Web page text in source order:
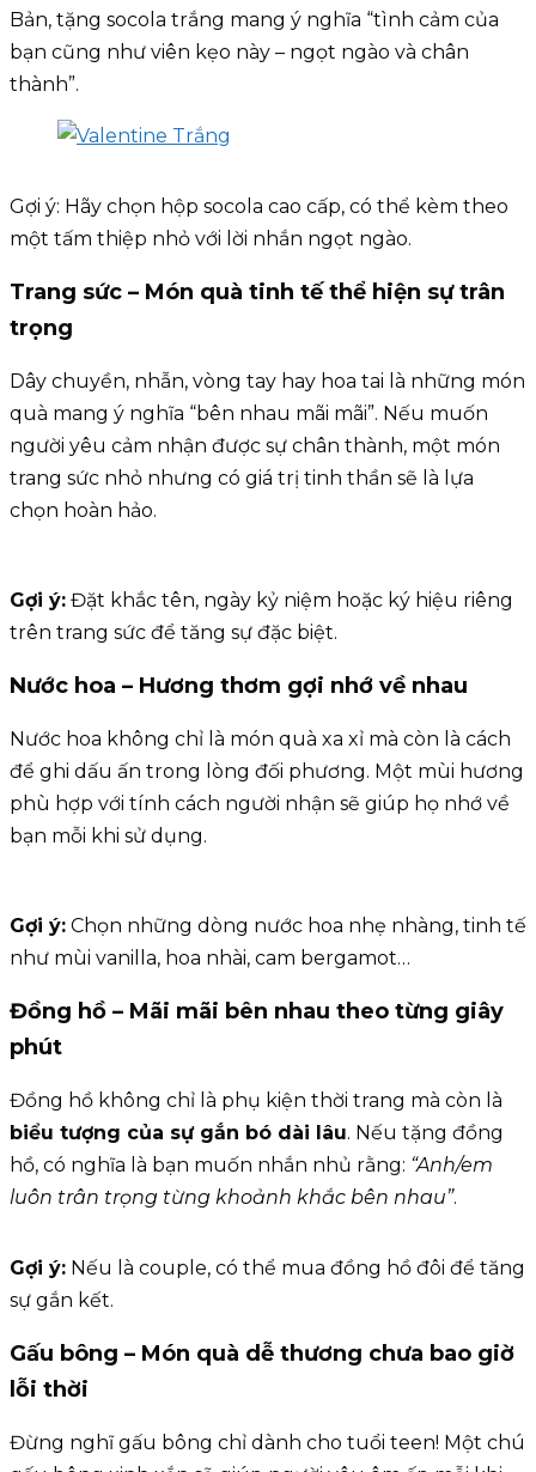
Bản, tặng socola trắng mang ý nghĩa “tình cảm của
bạn cũng như viên kẹo này – ngọt ngào và chân
thành”.
Gợi ý: Hãy chọn hộp socola cao cấp, có thể kèm theo
một tấm thiệp nhỏ với lời nhắn ngọt ngào.
Trang sức – Món quà tinh tế thể hiện sự trân
trọng
Dây chuyền, nhẫn, vòng tay hay hoa tai là những món
quà mang ý nghĩa “bên nhau mãi mãi”. Nếu muốn
người yêu cảm nhận được sự chân thành, một món
trang sức nhỏ nhưng có giá trị tinh thần sẽ là lựa
chọn hoàn hảo.
Gợi ý: Đặt khắc tên, ngày kỷ niệm hoặc ký hiệu riêng
trên trang sức để tăng sự đặc biệt.
Nước hoa – Hương thơm gợi nhớ về nhau
Nước hoa không chỉ là món quà xa xỉ mà còn là cách
để ghi dấu ấn trong lòng đối phương. Một mùi hương
phù hợp với tính cách người nhận sẽ giúp họ nhớ về
bạn mỗi khi sử dụng.
Gợi ý: Chọn những dòng nước hoa nhẹ nhàng, tinh tế
như mùi vanilla, hoa nhài, cam bergamot…
Đồng hồ – Mãi mãi bên nhau theo từng giây
phút
Đồng hồ không chỉ là phụ kiện thời trang mà còn là
biểu tượng của sự gắn bó dài lâu. Nếu tặng đồng
hồ, có nghĩa là bạn muốn nhắn nhủ rằng: “Anh/em
luôn trân trọng từng khoảnh khắc bên nhau”.
Gợi ý: Nếu là couple, có thể mua đồng hồ đôi để tăng
sự gắn kết.
Gấu bông – Món quà dễ thương chưa bao giờ
lỗi thời
Đừng nghĩ gấu bông chỉ dành cho tuổi teen! Một chú